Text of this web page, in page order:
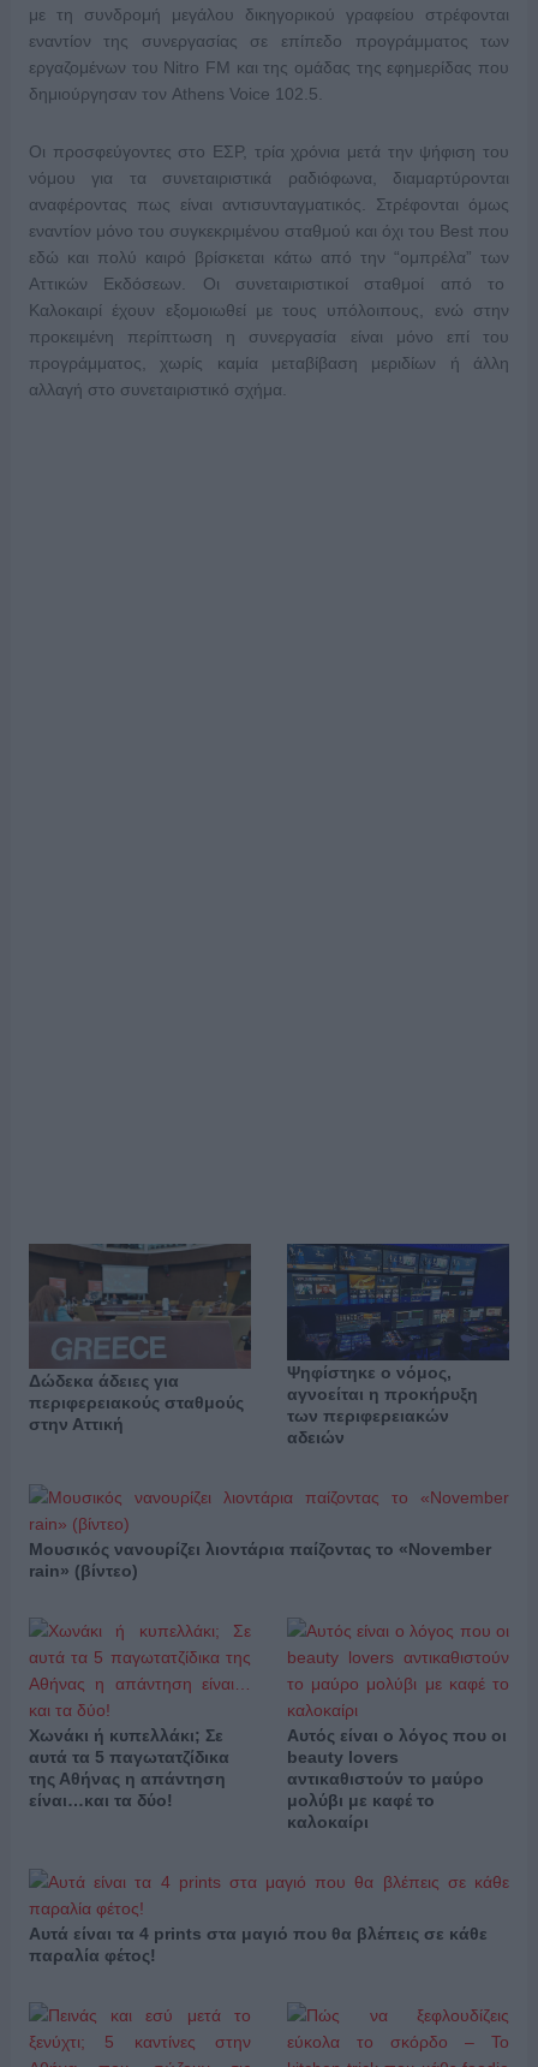
με τη συνδρομή μεγάλου δικηγορικού γραφείου στρέφονται
εναντίον της συνεργασίας σε επίπεδο προγράμματος των
εργαζομένων του Nitro FM και της ομάδας της εφημερίδας που
δημιούργησαν τον Athens Voice 102.5.
Οι προσφεύγοντες στο ΕΣΡ, τρία χρόνια μετά την ψήφιση του
νόμου για τα συνεταιριστικά ραδιόφωνα, διαμαρτύρονται
αναφέροντας πως είναι αντισυνταγματικός. Στρέφονται όμως
εναντίον μόνο του συγκεκριμένου σταθμού και όχι του Best που
εδώ και πολύ καιρό βρίσκεται κάτω από την “ομπρέλα” των
Αττικών Εκδόσεων. Οι συνεταιριστικοί σταθμοί από το
Καλοκαιρί έχουν εξομοιωθεί με τους υπόλοιπους, ενώ στην
προκειμένη περίπτωση η συνεργασία είναι μόνο επί του
προγράμματος, χωρίς καμία μεταβίβαση μεριδίων ή άλλη
αλλαγή στο συνεταιριστικό σχήμα.
Δώδεκα άδειες για
περιφερειακούς σταθμούς
στην Αττική
Ψηφίστηκε ο νόμος,
αγνοείται η προκήρυξη
των περιφερειακών
αδειών
Μουσικός νανουρίζει λιοντάρια παίζοντας το «November
rain» (βίντεο)
Χωνάκι ή κυπελλάκι; Σε
αυτά τα 5 παγωτατζίδικα
της Αθήνας η απάντηση
είναι…και τα δύο!
Αυτός είναι ο λόγος που οι
beauty lovers
αντικαθιστούν το μαύρο
μολύβι με καφέ το
καλοκαίρι
Αυτά είναι τα 4 prints στα μαγιό που θα βλέπεις σε κάθε
παραλία φέτος!